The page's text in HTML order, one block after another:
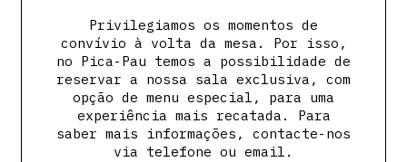
Privilegiamos os momentos de
convívio à volta da mesa. Por isso,
no Pica-Pau temos a possibilidade de
reservar a nossa sala exclusiva, com
opção de menu especial, para uma
experiência mais recatada. Para
saber mais informações, contacte-nos
via telefone ou email.